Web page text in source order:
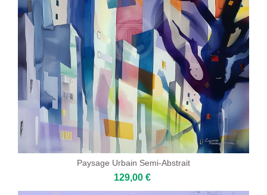
Paysage Urbain Semi-Abstrait
129,00 €